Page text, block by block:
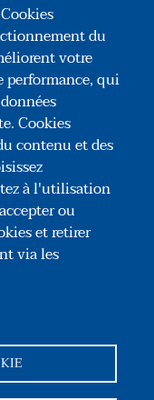
de son
de ses
ses aspirations
et enfin
du
votre
performance, qui
Cookies
contenu et des
à l'utilisation
ou
et retirer
via les
de France